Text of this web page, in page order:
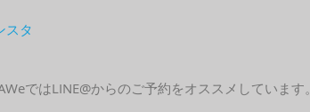
スタ
ではLINE@からのご予約をオススメしています。